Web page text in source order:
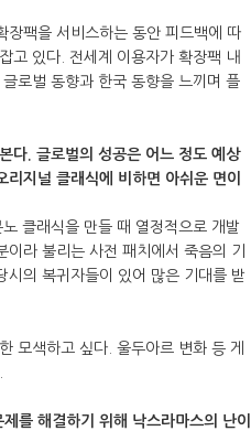
장팩을 서비스하는 동안 피드백에 따
고 있다. 전세계 이용자가 확장팩 내
로벌 동향과 한국 동향을 느끼며 플
다. 글로벌의 성공은 어느 정도 예상
지널 클래식에 비하면 아쉬운 면이
클래식을 만들 때 열정적으로 개발
라 불리는 사전 패치에서 죽음의 기
시의 복귀자들이 있어 많은 기대를 받
모색하고 싶다. 울두아르 변화 등 게
를 해결하기 위해 낙스라마스의 난이